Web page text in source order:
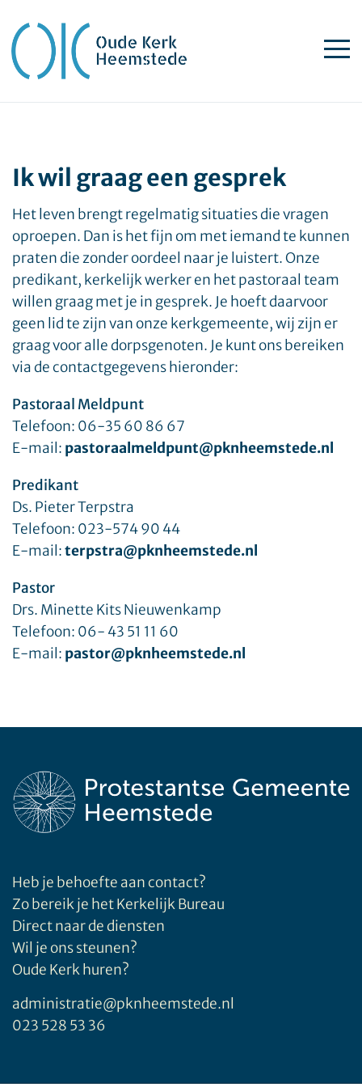
Ik wil graag een gesprek
Het leven brengt regelmatig situaties die vragen
oproepen. Dan is het fijn om met iemand te kunnen
praten die zonder oordeel naar je luistert. Onze
predikant, kerkelijk werker en het pastoraal team
willen graag met je in gesprek. Je hoeft daarvoor
geen lid te zijn van onze kerkgemeente, wij zijn er
graag voor alle dorpsgenoten. Je kunt ons bereiken
via de contactgegevens hieronder:
Pastoraal Meldpunt
Telefoon: 06-35 60 86 67
E-mail: pastoraalmeldpunt@pknheemstede.nl
Predikant
Ds. Pieter Terpstra
Telefoon: 023-574 90 44
E-mail:terpstra@pknheemstede.nl
Pastor
Drs. Minette Kits Nieuwenkamp
Telefoon: 06- 43 51 11 60
E-mail: pastor@pknheemstede.nl
Heb je behoefte aan contact?
Zo bereik je het Kerkelijk Bureau
Direct naar de diensten
Wil je ons steunen?
Oude Kerk huren?
administratie@pknheemstede.nl
023 528 53 36